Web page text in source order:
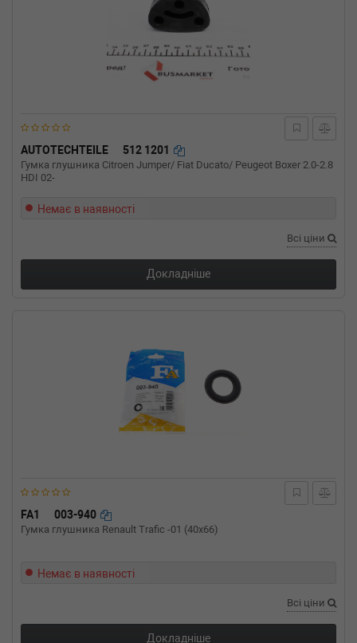
AUTOTECHTEILE 512 1201
Гумка глушника Citroen Jumper/ Fiat Ducato/ Peugeot Boxer 2.0-2.8
HDI 02-
Немає в наявності
Всі ціни
Докладніше
FA1 003-940
Гумка глушника Renault Trafic -01 (40x66)
Немає в наявності
Всі ціни
Докладніше